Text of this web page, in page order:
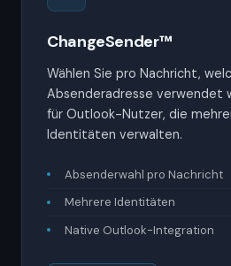
ChangeSender™
Wählen Sie pro Nachricht,
Absenderadresse verwendet
für Outlook-Nutzer, die
Identitäten verwalten.
Absenderwahl pro Nachricht
Mehrere Identitäten
Native Outlook-Integration